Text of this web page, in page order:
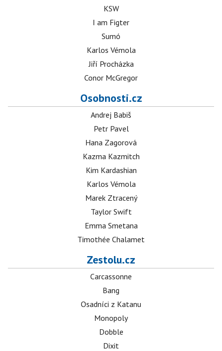
KSW
I am Figter
Sumó
Karlos Vémola
Jiří Procházka
Conor McGregor
Osobnosti.cz
Andrej Babiš
Petr Pavel
Hana Zagorová
Kazma Kazmitch
Kim Kardashian
Karlos Vémola
Marek Ztracený
Taylor Swift
Emma Smetana
Timothée Chalamet
Zestolu.cz
Carcassonne
Bang
Osadníci z Katanu
Monopoly
Dobble
Dixit